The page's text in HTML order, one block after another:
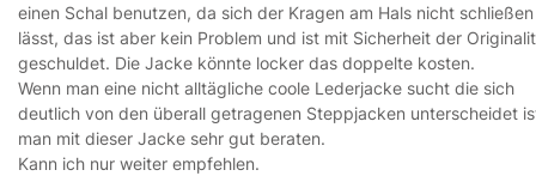
einen Schal benutzen, da sich der Kragen am Hals nicht schließen
lässt, das ist aber kein Problem und ist mit Sicherheit der
geschuldet. Die Jacke könnte locker das doppelte kosten.
Wenn man eine nicht alltägliche coole Lederjacke sucht die sich
deutlich von den überall getragenen Steppjacken unterscheidet
man mit dieser Jacke sehr gut beraten.
Kann ich nur weiter empfehlen.